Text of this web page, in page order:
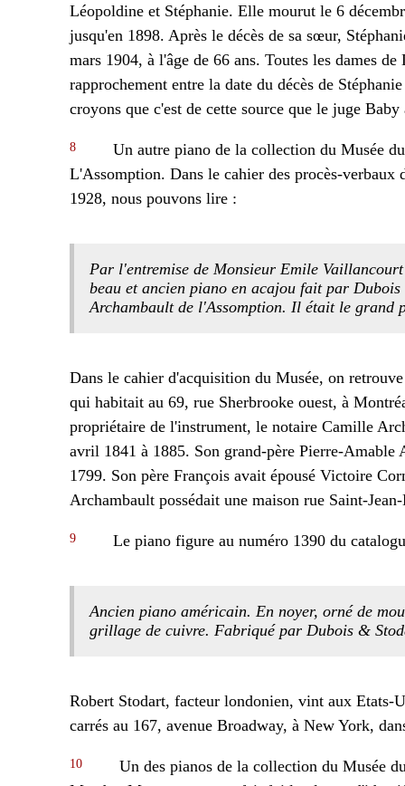
Léopoldine et Stéphanie. Elle mourut le 6
jusqu'en 1898. Après le décès de sa sœur,
mars 1904, à l'âge de 66 ans. Toutes les dames
rapprochement entre la date du décès de
croyons que c'est de cette source que le juge
8
Un autre piano de la collection du Musée
L'Assomption. Dans le cahier des procès-verbaux
1928, nous pouvons lire :
Par l'entremise de Monsieur Emile
beau et ancien piano en acajou fait par
Archambault de l'Assomption. Il était le grand
Dans le cahier d'acquisition du Musée, on
qui habitait au 69, rue Sherbrooke ouest, à
propriétaire de l'instrument, le notaire Camille
avril 1841 à 1885. Son grand-père Pierre-
1799. Son père François avait épousé Victoire
Archambault possédait une maison rue Saint-
9 Le piano figure au numéro 1390 du
Ancien piano américain. En noyer, orné de
grillage de cuivre. Fabriqué par Dubois &
Robert Stodart, facteur londonien, vint aux Etats-
carrés au 167, avenue Broadway, à New York,
10
Un des pianos de la collection du Musée